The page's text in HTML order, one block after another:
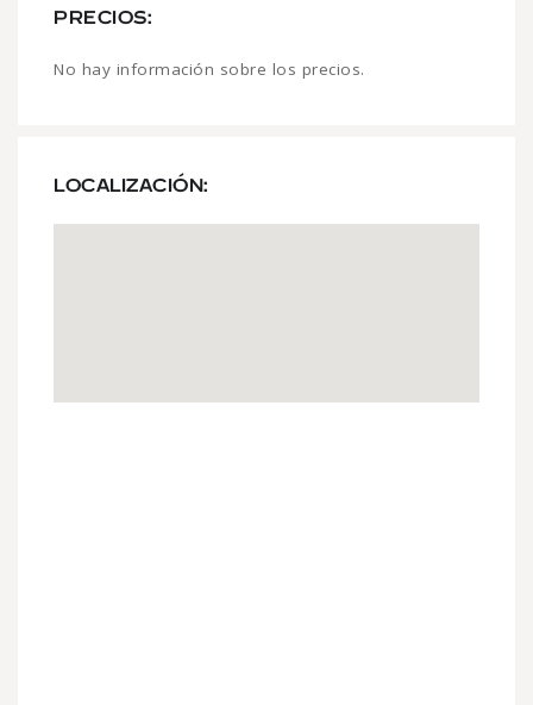
PRECIOS:
No hay información sobre los precios.
LOCALIZACIÓN: